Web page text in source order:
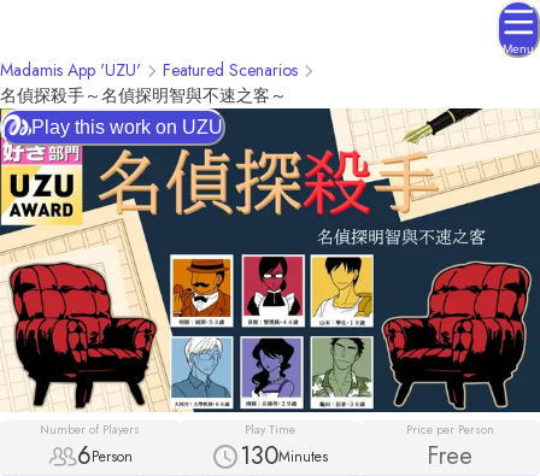
Menu
Madamis App 'UZU'
Featured Scenarios
名偵探殺手～名偵探明智與不速之客～
Number of Players
6Person
Play Time
130Minutes
Price per Person
Free
Play this work on UZU